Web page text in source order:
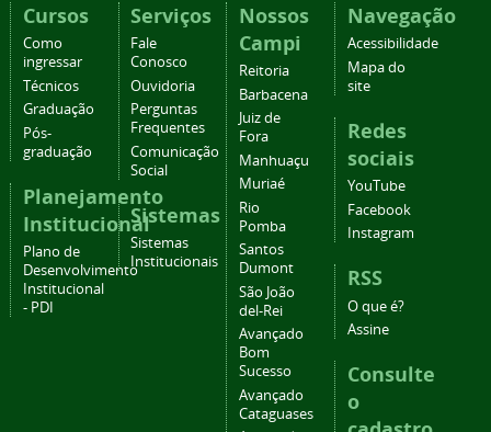
Cursos
Como
ingressar
Técnicos
Graduação
Pós-
graduação
Planejamento
Institucional
Plano de
Desenvolvimento
Institucional
- PDI
Serviços
Fale
Conosco
Ouvidoria
Perguntas
Frequentes
Comunicação
Social
Sistemas
Sistemas
Institucionais
Nossos
Campi
Reitoria
Barbacena
Juiz de
Fora
Manhuaçu
Muriaé
Rio
Pomba
Santos
Dumont
São João
del-Rei
Avançado
Bom
Sucesso
Avançado
Cataguases
Navegação
Acessibilidade
Mapa do
site
Redes
sociais
YouTube
Facebook
Instagram
RSS
O que é?
Assine
Consulte
o